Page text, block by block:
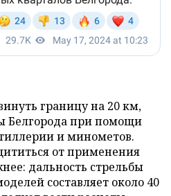
границу на 20 км,
Белгорода при помощи
и минометов.
от применения
дальность стрельбы
составляет около 40